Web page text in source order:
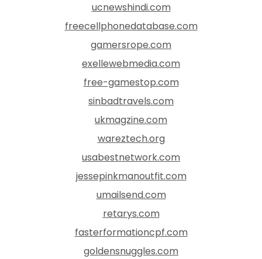
ucnewshindi.com
freecellphonedatabase.com
gamersrope.com
exellewebmedia.com
free-gamestop.com
sinbadtravels.com
ukmagzine.com
wareztech.org
usabestnetwork.com
jessepinkmanoutfit.com
umailsend.com
retarys.com
fasterformationcpf.com
goldensnuggles.com